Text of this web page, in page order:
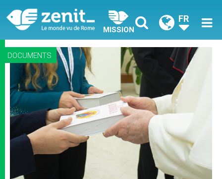
MISSION
FR
DOCUMENTS